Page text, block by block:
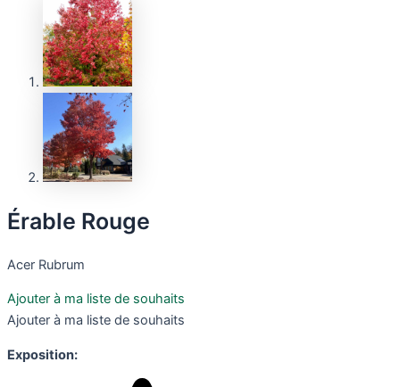
Érable Rouge
Acer Rubrum
Ajouter à ma liste de souhaits
Ajouter à ma liste de souhaits
Exposition: